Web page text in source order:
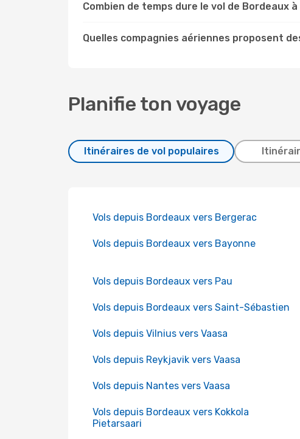
Combien de temps dure le vol de Bordeaux à
Quelles compagnies aériennes proposent
Planifie ton voyage
Itinéraires de vol populaires
Vols depuis Bordeaux vers Bergerac
Vols depuis Bordeaux vers Bayonne
Vols depuis Bordeaux vers Pau
Vols depuis Bordeaux vers Saint-Sébastien
Vols depuis Vilnius vers Vaasa
Vols depuis Reykjavik vers Vaasa
Vols depuis Nantes vers Vaasa
Vols depuis Bordeaux vers Kokkola
Pietarsaari